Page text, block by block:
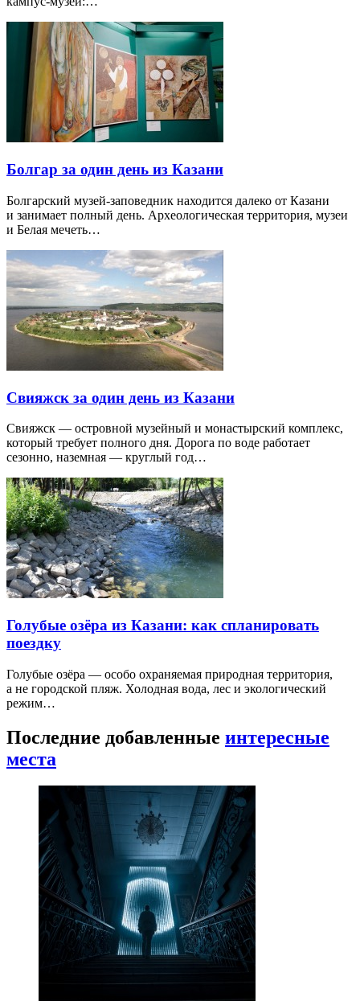
Болгар за один день из Казани
Болгарский музей-заповедник находится далеко от Казани
и занимает полный день. Археологическая территория, музеи
и Белая мечеть…
Свияжск за один день из Казани
Свияжск — островной музейный и монастырский комплекс,
который требует полного дня. Дорога по воде работает
сезонно, наземная — круглый год…
Голубые озёра из Казани: как спланировать
поездку
Голубые озёра — особо охраняемая природная территория,
а не городской пляж. Холодная вода, лес и экологический
режим…
Последние добавленные интересные
места